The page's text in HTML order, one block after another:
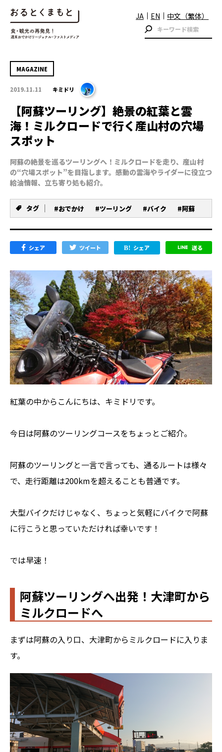
JA EN 中文（繁体）
MAGAZINE
2019.11.11 キミドリ
【阿蘇ツーリング】絶景の紅葉と雲
海！ミルクロードで行く産山村の穴場
スポット
阿蘇の絶景を巡るツーリングへ！ミルクロードを走り、産山村
の“穴場スポット”を目指します。感動の雲海やライダーに役立つ
給油情報、立ち寄り処も紹介。
タグ #おでかけ #ツーリング #バイク #阿蘇
シェア ツイート シェア 送る
紅葉の中からこんにちは、キミドリです。
今日は阿蘇のツーリングコースをちょっとご紹介。
阿蘇のツーリングと一言で言っても、通るルートは様々
で、走行距離は200kmを超えることも普通です。
大型バイクだけじゃなく、ちょっと気軽にバイクで阿蘇
に行こうと思っていただければ幸いです！
では早速！
阿蘇ツーリングへ出発！大津町から
ミルクロードへ
まずは阿蘇の入り口、大津町からミルクロードに入りま
す。